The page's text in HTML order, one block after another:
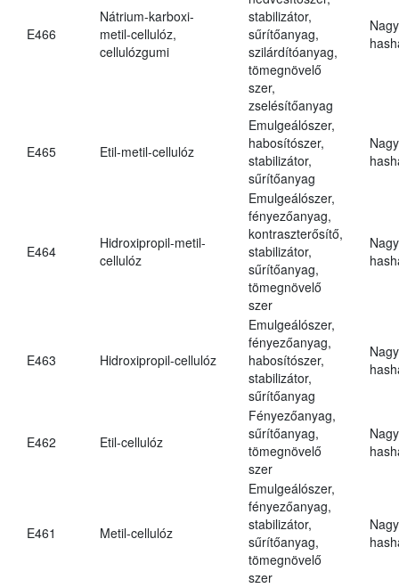
E466
Nátrium-karboxi-
metil-cellulóz,
cellulózgumi
stabilizátor,
sűrítőanyag,
szilárdítóanyag,
tömegnövelő
szer,
zselésítőanyag
E465 Etil-metil-cellulóz
Emulgeálószer,
habosítószer,
stabilizátor,
sűrítőanyag
E464
Hidroxipropil-metil-
cellulóz
Emulgeálószer,
fényezőanyag,
kontraszterősítő,
stabilizátor,
sűrítőanyag,
tömegnövelő
szer
E463 Hidroxipropil-cellulóz
Emulgeálószer,
fényezőanyag,
habosítószer,
stabilizátor,
sűrítőanyag
E462 Etil-cellulóz
Fényezőanyag,
sűrítőanyag,
tömegnövelő
szer
E461 Metil-cellulóz
Emulgeálószer,
fényezőanyag,
stabilizátor,
sűrítőanyag,
tömegnövelő
szer